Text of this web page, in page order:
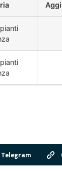
Telegram